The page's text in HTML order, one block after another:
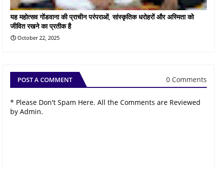
यह महोत्सव गोंडवाना की प्राचीन परंपराओं, सांस्कृतिक धरोहरों और अस्मिता को
जीवित रखने का प्रतीक है
October 22, 2025
POST A COMMENT 0 Comments
* Please Don't Spam Here. All the Comments are Reviewed
by Admin.